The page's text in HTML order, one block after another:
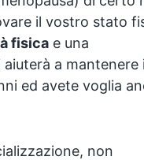
il vostro stato
fisicae una
a mantenere
ed avete voglia
non